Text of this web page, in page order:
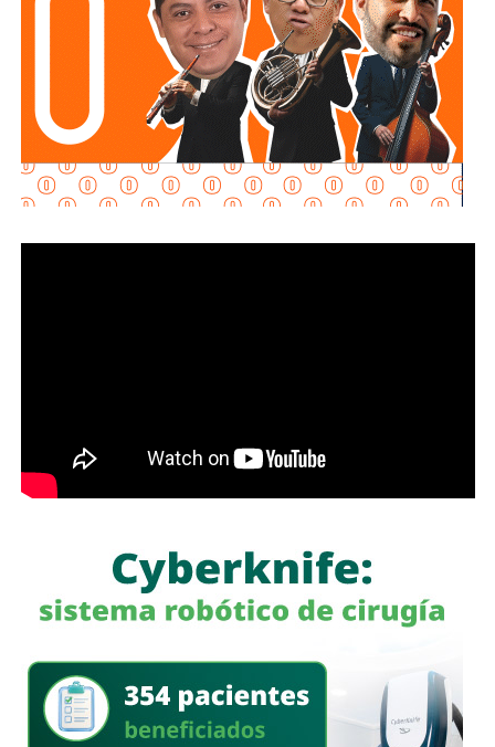
La decisión legislativa es más apertura que cierre. El
Congreso enfatizó que la derogación “no limita la potestad
del Congreso del Estado para continuar el análisis y, en su
caso, desarrollar un marco jurídico integral en materia de
inteligencia artificial”. Con la eliminación de estas tres
“mecanismos de deliberación plural, abierta, técnica y
participativa” que incluyan a instituciones académicas,
especialistas, organismos públicos, organizaciones de la
sociedad civil y sectores productivos. Este enfoque
sugiere que la legislatura busca escuchar más allá de su
propio hemiciclo antes de escribir nuevas normas.
La próxima sesión de laDiputación Permanenteestá